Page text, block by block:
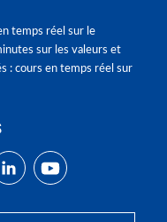
temps réel sur le
sur les valeurs et
: cours en temps réel sur